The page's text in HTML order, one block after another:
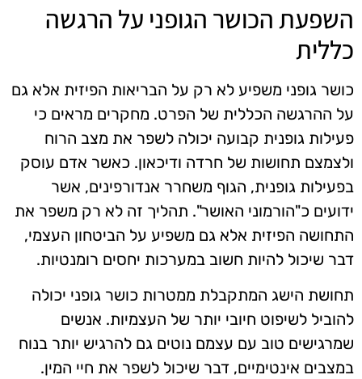
השפעת הכושר הגופני על הרגשה
כללית
כושר גופני משפיע לא רק על הבריאות הפיזית אלא גם
על ההרגשה הכללית של הפרט. מחקרים מראים כי
פעילות גופנית קבועה יכולה לשפר את מצב הרוח
ולצמצם תחושות של חרדה ודיכאון. כאשר אדם עוסק
בפעילות גופנית, הגוף משחרר אנדורפינים, אשר
ידועים כ"הורמוני האושר". תהליך זה לא רק משפר את
התחושה הפיזית אלא גם משפיע על הביטחון העצמי,
דבר שיכול להיות חשוב במערכות יחסים רומנטיות.
תחושת הישג המתקבלת ממטרות כושר גופני יכולה
להוביל לשיפוט חיובי יותר של העצמיות. אנשים
שמרגישים טוב עם עצמם נוטים גם להרגיש יותר בנוח
במצבים אינטימיים, דבר שיכול לשפר את חיי המין.